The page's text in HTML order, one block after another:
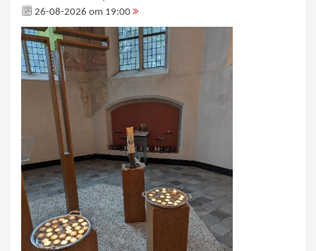
26-08-2026 om 19:00